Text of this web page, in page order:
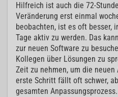
Hilfreich ist auch die 72-
Veränderung erst einmal
beobachten, ist es oft besser,
Tage aktiv zu werden. Das
zur neuen Software zu
Kollegen über Lösungen zu
Zeit zu nehmen, um die
erste Schritt fällt oft schwer,
gesamten Anpassungsprozess.